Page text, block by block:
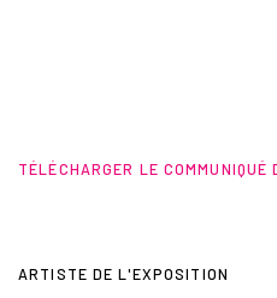
TÉLÉCHARGER LE COMMUNIQUÉ
ARTISTE DE L'EXPOSITION